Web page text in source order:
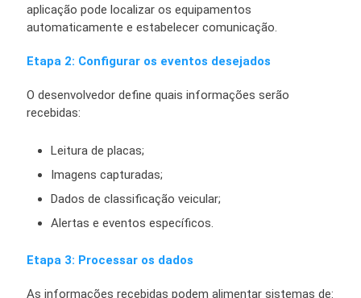
aplicação pode localizar os equipamentos
automaticamente e estabelecer comunicação.
Etapa 2: Configurar os eventos desejados
O desenvolvedor define quais informações serão
recebidas:
Leitura de placas;
Imagens capturadas;
Dados de classificação veicular;
Alertas e eventos específicos.
Etapa 3: Processar os dados
As informações recebidas podem alimentar sistemas de: